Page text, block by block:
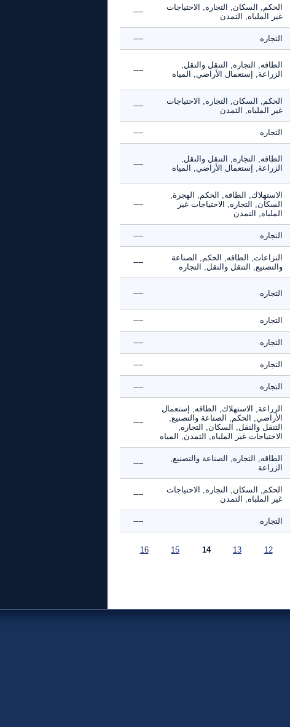
الحكم, السكان, التجاره, الاحتياجات
غير الملباه, التمدن
----
التجاره ----
الطاقه, التجاره, التنقل والنقل,
الزراعة, إستعمال الأراضي, المياه
----
الحكم, السكان, التجاره, الاحتياجات
غير الملباه, التمدن
----
التجاره ----
الطاقه, التجاره, التنقل والنقل,
الزراعة, إستعمال الأراضي, المياه
----
الاستهلاك, الطاقه, الحكم, الهجرة,
السكان, التجاره, الاحتياجات غير
الملباه, التمدن
----
التجاره ----
النزاعات, الطاقه, الحكم, الصناعة
والتصنيع, التنقل والنقل, التجاره
----
التجاره ----
التجاره ----
التجاره ----
التجاره ----
التجاره ----
الزراعة, الاستهلاك, الطاقه, إستعمال
الأراضي, الحكم, الصناعة والتصنيع,
التنقل والنقل, السكان, التجاره,
الاحتياجات غير الملباه, التمدن, المياه
----
الطاقه, التجاره, الصناعة والتصنيع,
الزراعة
----
الحكم, السكان, التجاره, الاحتياجات
غير الملباه, التمدن
----
التجاره ----
12
13
14
15
16